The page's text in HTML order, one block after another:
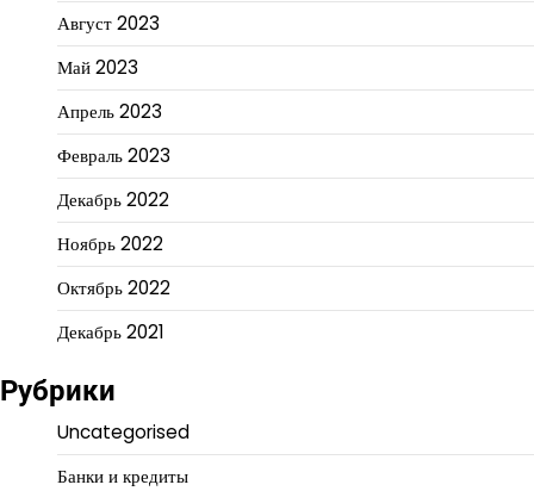
Август 2023
Май 2023
Апрель 2023
Февраль 2023
Декабрь 2022
Ноябрь 2022
Октябрь 2022
Декабрь 2021
Рубрики
Uncategorised
Банки и кредиты